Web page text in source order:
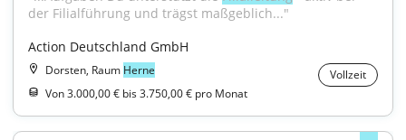
der Filialführung und trägst maßgeblich..."
Action Deutschland GmbH
Dorsten, Raum Herne
Vollzeit
Von 3.000,00 € bis 3.750,00 € pro Monat